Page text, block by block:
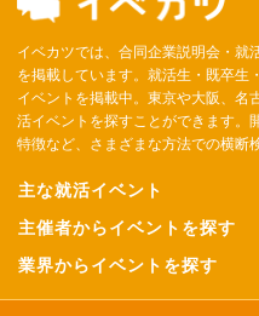
イベカツでは、合同企業説明会・就
を掲載しています。就活生・既卒生
イベントを掲載中。東京や大阪、名
活イベントを探すことができます。
特徴など、さまざまな方法での横断
主な就活イベント
主催者からイベントを探す
業界からイベントを探す